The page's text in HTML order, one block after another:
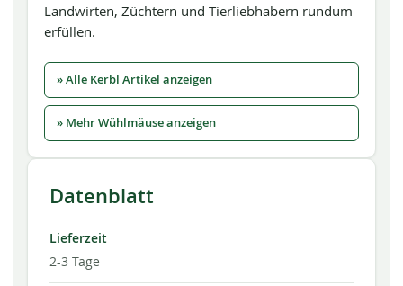
Landwirten, Züchtern und Tierliebhabern rundum
erfüllen.
» Alle Kerbl Artikel anzeigen
» Mehr Wühlmäuse anzeigen
Datenblatt
Lieferzeit
2-3 Tage